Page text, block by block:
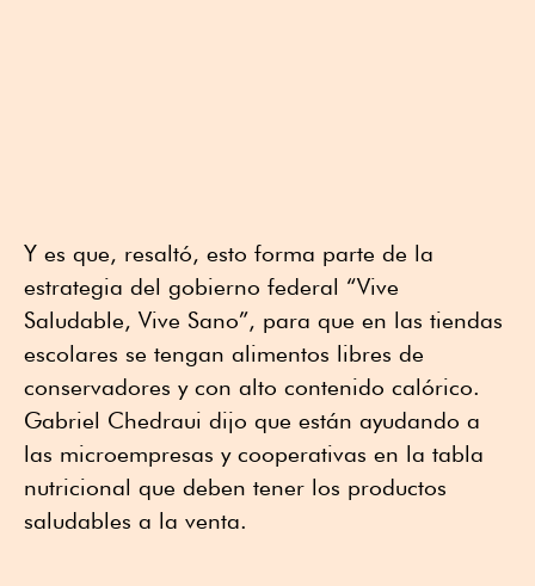
Y es que, resaltó, esto forma parte de la
estrategia del gobierno federal “Vive
Saludable, Vive Sano”, para que en las tiendas
escolares se tengan alimentos libres de
conservadores y con alto contenido calórico.
Gabriel Chedraui dijo que están ayudando a
las microempresas y cooperativas en la tabla
nutricional que deben tener los productos
saludables a la venta.